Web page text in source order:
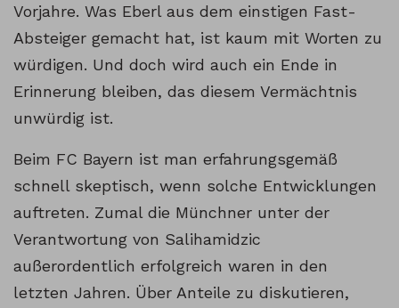
Vorjahre. Was Eberl aus dem einstigen Fast-
Absteiger gemacht hat, ist kaum mit Worten zu
würdigen. Und doch wird auch ein Ende in
Erinnerung bleiben, das diesem Vermächtnis
unwürdig ist.
Beim FC Bayern ist man erfahrungsgemäß
schnell skeptisch, wenn solche Entwicklungen
auftreten. Zumal die Münchner unter der
Verantwortung von Salihamidzic
außerordentlich erfolgreich waren in den
letzten Jahren. Über Anteile zu diskutieren,